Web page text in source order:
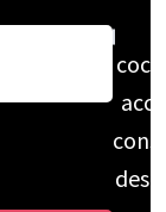
des